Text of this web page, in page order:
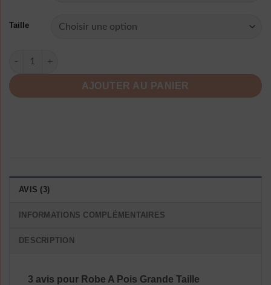
Taille
quantité de Robe A Pois Grande Taille Pansement
AJOUTER AU PANIER
AVIS (3)
INFORMATIONS COMPLÉMENTAIRES
DESCRIPTION
3 avis pour Robe A Pois Grande Taille